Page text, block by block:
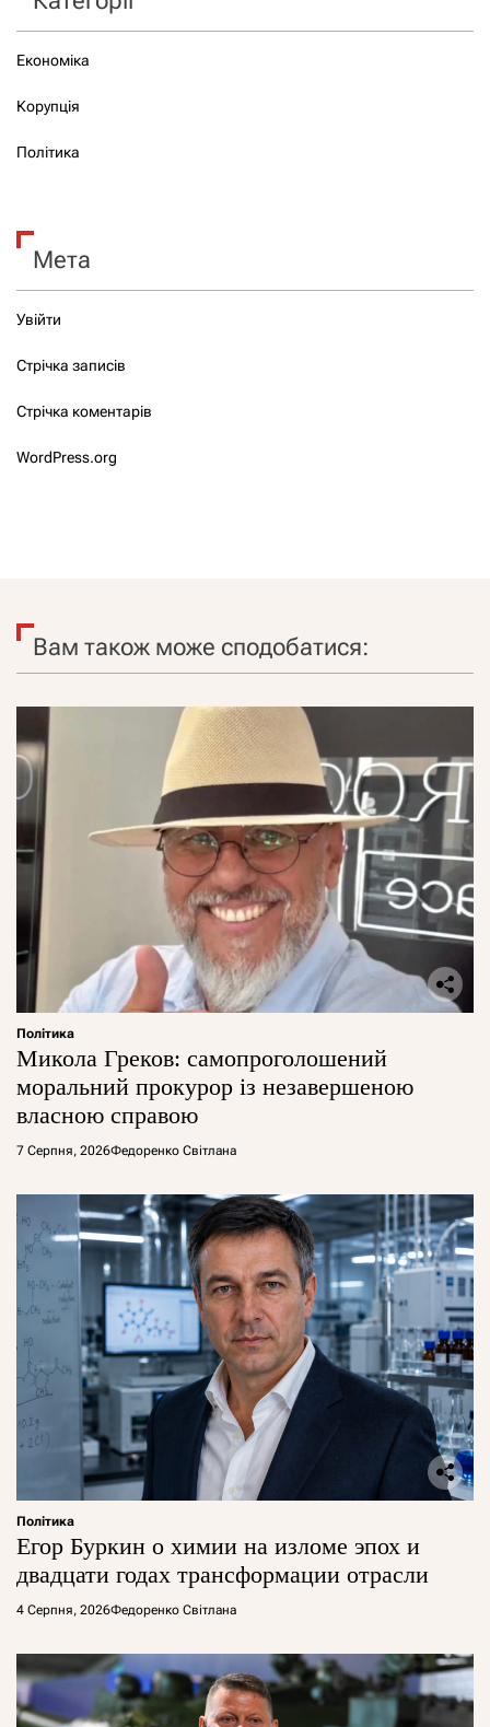
Економіка
Корупція
Політика
Мета
Увійти
Стрічка записів
Стрічка коментарів
WordPress.org
Вам також може сподобатися:
Політика
Микола Греков: самопроголошений
моральний прокурор із незавершеною
власною справою
7 Серпня, 2026Федоренко Світлана
Політика
Егор Буркин о химии на изломе эпох и
двадцати годах трансформации отрасли
4 Серпня, 2026Федоренко Світлана